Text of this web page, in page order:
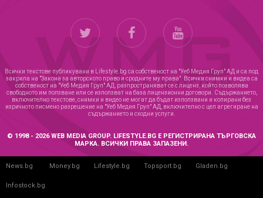
Всички текстове публикувани в Lifestyle.bg са собственост на "Уеб Медия Груп" АД и са под
закрила на "Закона за авторското право и сродните му права". Всички снимки и видеа са
собственост на "Уеб Медия Груп" АД, разпространяват се с лиценз, който позволява
свободното им ползване или се използват на база лицензионни договори. Съдържанието,
включително текстове, снимки и видео не могат да бъдат използвани и копирани без
изричното писмено разрешение на "Уеб Медия Груп" АД, включително с цел агрегиране на
съдържанието и сходни услуги.
© 1998 - 2026 WEB MEDIA GROUP. LIFESTYLE.BG Е РЕГИСТРИРАНА ТЪРГОВСКА
МАРКА. ВСИЧКИ ПРАВА ЗАПАЗЕНИ.
News.bg Money.bg Lifestyle.bg Topsport.bg Gladen.bg
Infostock.bg